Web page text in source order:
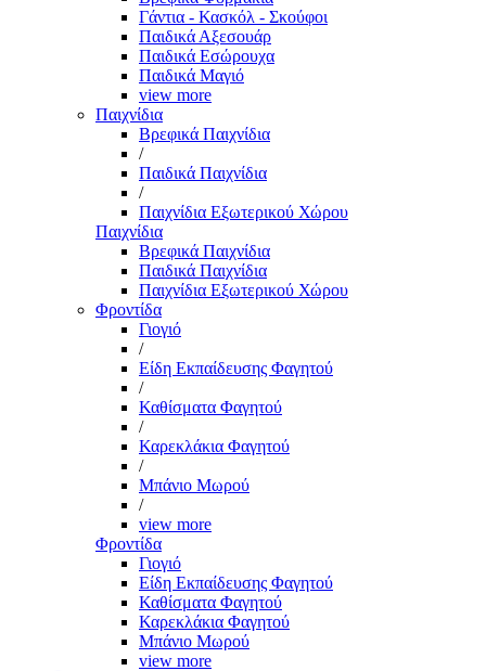
Γάντια - Κασκόλ - Σκούφοι
Παιδικά Αξεσουάρ
Παιδικά Εσώρουχα
Παιδικά Μαγιό
view more
Παιχνίδια
Βρεφικά Παιχνίδια
/
Παιδικά Παιχνίδια
/
Παιχνίδια Εξωτερικού Χώρου
Παιχνίδια
Βρεφικά Παιχνίδια
Παιδικά Παιχνίδια
Παιχνίδια Εξωτερικού Χώρου
Φροντίδα
Γιογιό
/
Είδη Εκπαίδευσης Φαγητού
/
Καθίσματα Φαγητού
/
Καρεκλάκια Φαγητού
/
Μπάνιο Μωρού
/
view more
Φροντίδα
Γιογιό
Είδη Εκπαίδευσης Φαγητού
Καθίσματα Φαγητού
Καρεκλάκια Φαγητού
Μπάνιο Μωρού
view more